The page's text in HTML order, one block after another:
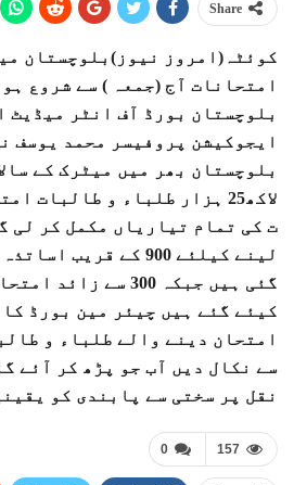
Share
کوئٹہ(امروز نیوز)بلوچستان
امتحانات آج (جمعہ ) سے شروع
بلوچستان بورڈ آف انٹر میڈیٹ
ایجوکیشن پروفیسر محمد یوسف
لاکھ25 ہزار طلباء و
ت کی تمام تیاریاں مکمل کر لی
لینے کیلئے 900 کے
گئی ہیں جبکہ 300 سے
کیئے گئے ہیں چیئر مین بورڈ کا
امتحان دینے والے طلباء و
سے نکال دیں آب جو پڑھ کر آئے
نقل پر سختی سے پابندی کو
0 157